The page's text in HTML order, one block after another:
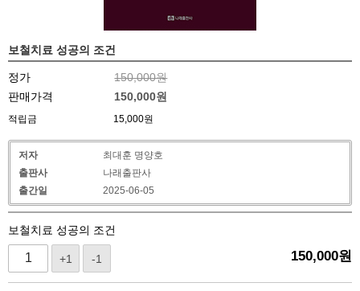
보철치료 성공의 조건
정가
150,000원
판매가격
150,000원
적립금 15,000원
저자
최대훈 명양호
출판사
나래출판사
출간일
2025-06-05
보철치료 성공의 조건
+1 -1 150,000원